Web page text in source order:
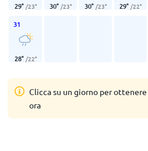
29° /23° 30° /23° 30° /23° 29° /22°
31
28° /22°
Clicca su un giorno per
ora